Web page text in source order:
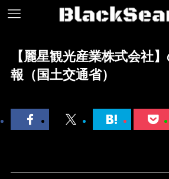
【麗星観光産業株式会社
報（国土交通省）